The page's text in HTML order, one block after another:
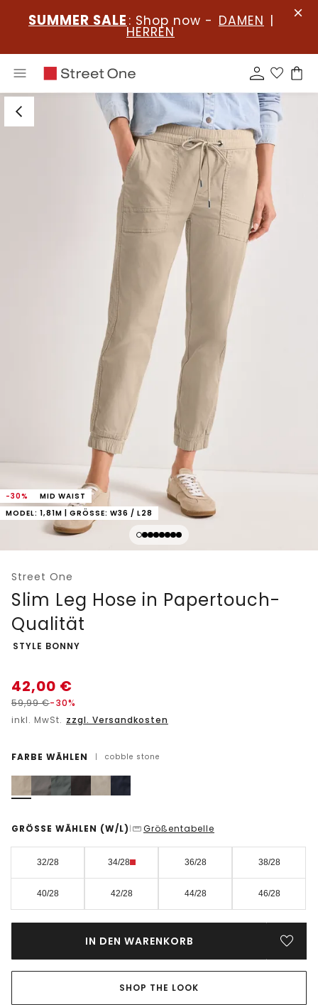
SUMMER SALE : Shop now - DAMEN |
HERREN
-30%
MID WAIST
MODEL: 1,81M | GRÖSSE: W36 / L28
Street One
Slim Leg Hose in Papertouch-
Qualität
-
STYLE BONNY
42,00 €
59,99€-30%
inkl. MwSt. zzgl. Versandkosten
FARBE WÄHLEN | cobble stone
GRÖSSE WÄHLEN (W/L) | Größentabelle
32/28 34/28 36/28 38/28
40/28 42/28 44/28 46/28
IN DEN WARENKORB
SHOP THE LOOK